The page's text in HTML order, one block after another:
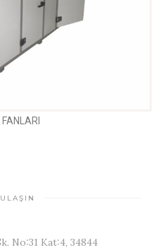
No:31 Kat:4, 34844